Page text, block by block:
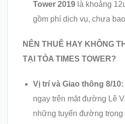
Tower 2019là khoảng
gồm phí dịch vụ, chưa
NÊN THUÊ HAY KHÔNG
TẠI TÒA TIMES TOWER?
Vị trí và Giao thông 8/10:
ngay trên mặt đường Lê
những tuyến đường trọng